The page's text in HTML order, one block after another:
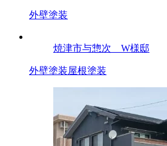
外壁塗装
焼津市与惣次 W様邸
外壁塗装屋根塗装